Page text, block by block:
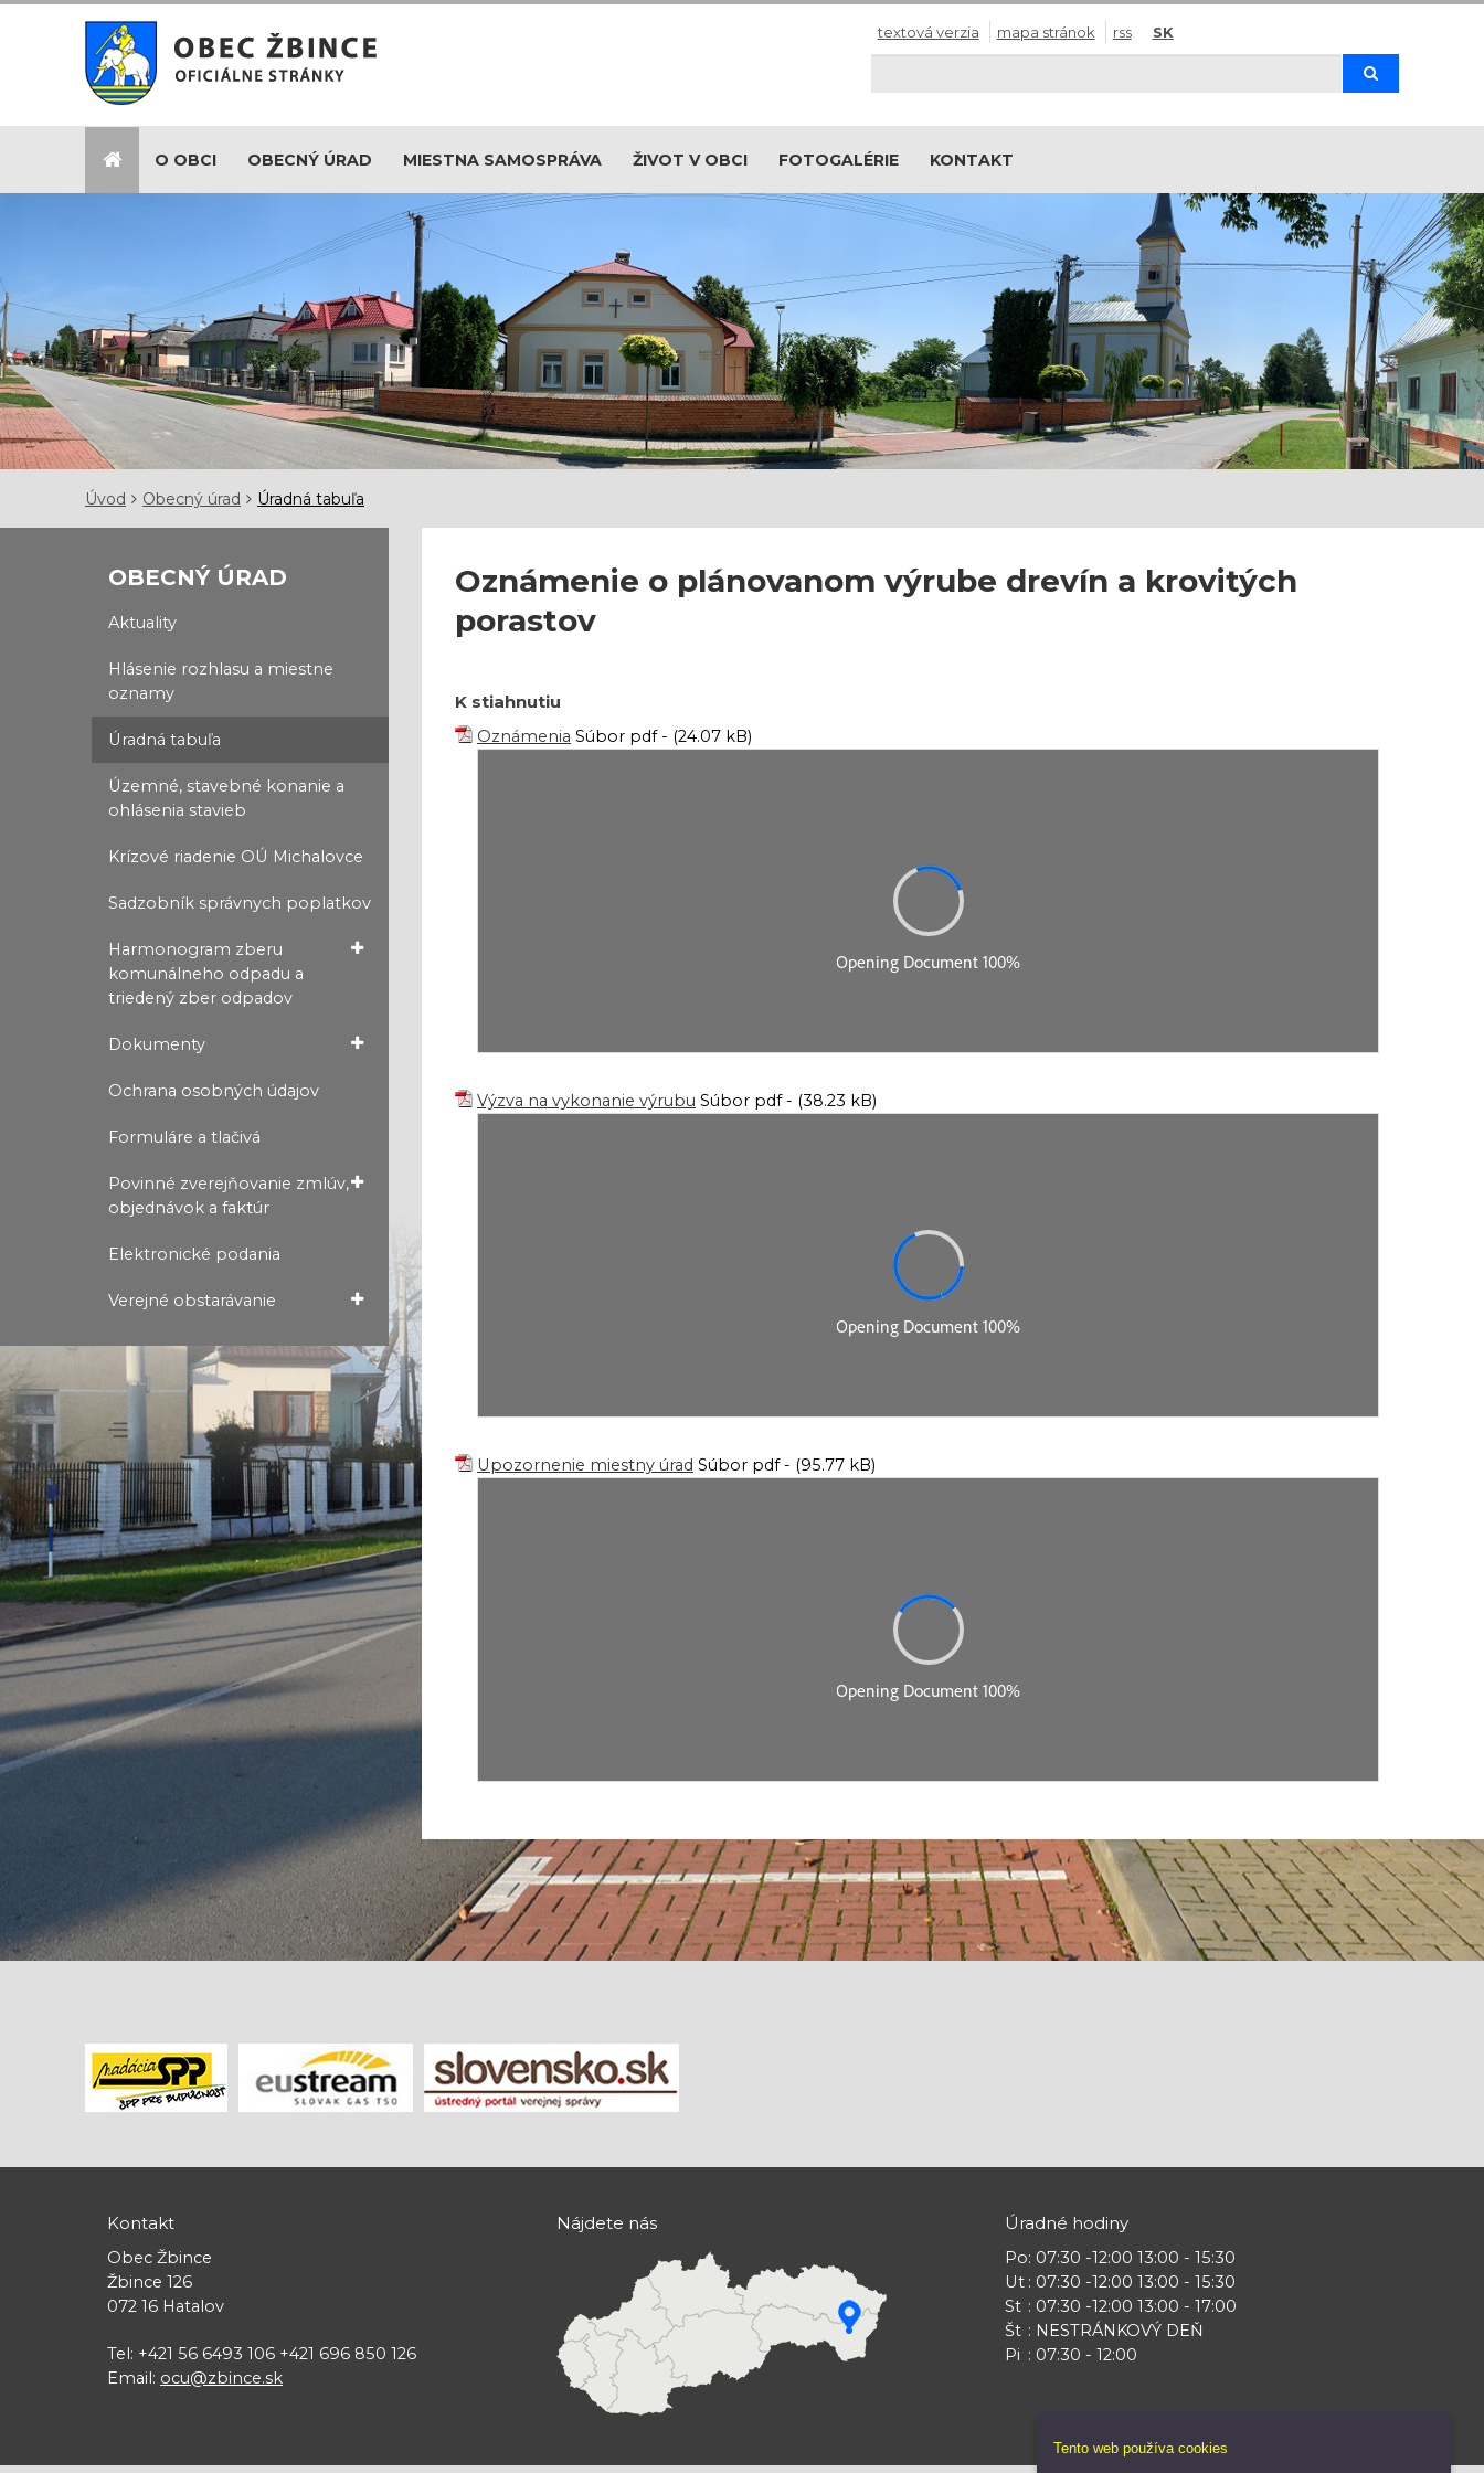
textová verzia mapa stránok rss SK
O OBCI OBECNÝ ÚRAD MIESTNA SAMOSPRÁVA ŽIVOT V OBCI FOTOGALÉRIE KONTAKT
Úvod Obecný úrad Úradná tabuľa
OBECNÝ ÚRAD
Aktuality
Hlásenie rozhlasu a miestne
oznamy
Úradná tabuľa
Územné, stavebné konanie a
ohlásenia stavieb
Krízové riadenie OÚ Michalovce
Sadzobník správnych poplatkov
Harmonogram zberu
komunálneho odpadu a
triedený zber odpadov
Dokumenty
Ochrana osobných údajov
Formuláre a tlačivá
Povinné zverejňovanie zmlúv,
objednávok a faktúr
Elektronické podania
Verejné obstarávanie
Oznámenie o plánovanom výrube drevín a krovitých
porastov
K stiahnutiu
Oznámenia Súbor pdf - (24.07 kB)
Výzva na vykonanie výrubu Súbor pdf - (38.23 kB)
Upozornenie miestny úrad Súbor pdf - (95.77 kB)
Kontakt
Obec Žbince
Žbince 126
072 16 Hatalov
Tel: +421 56 6493 106 +421 696 850 126
Email: ocu@zbince.sk
Nájdete nás Úradné hodiny
Po
Ut
St
Št
Pi
: 07:30 -12:00 13:00 - 15:30
: 07:30 -12:00 13:00 - 15:30
: 07:30 -12:00 13:00 - 17:00
: NESTRÁNKOVÝ DEŇ
: 07:30 - 12:00
Tento web používa cookies